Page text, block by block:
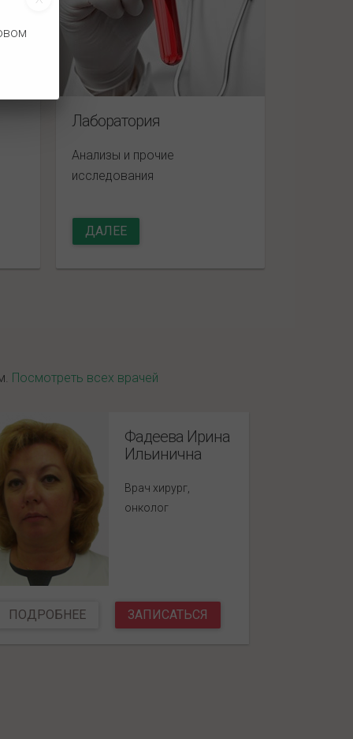
Лаборатория
Анализы и прочие
исследования
ДАЛЕЕ
Посмотреть всех врачей
Фадеева Ирина
Ильинична
Врач хирург,
онколог
ПОДРОБНЕЕ ЗАПИСАТЬСЯ